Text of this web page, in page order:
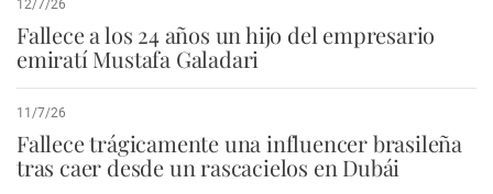
12/7/26
Fallece a los 24 años un hijo del empresario
emiratí Mustafa Galadari
11/7/26
Fallece trágicamente una influencer brasileña
tras caer desde un rascacielos en Dubái